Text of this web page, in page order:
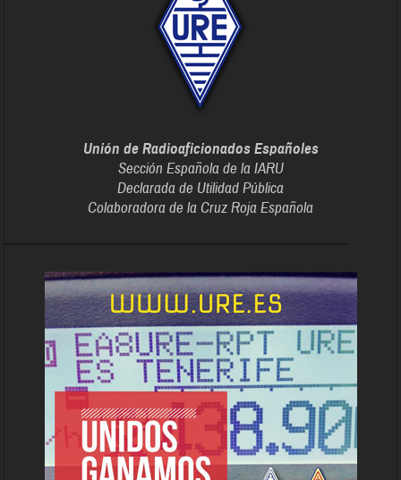
Unión de Radioaficionados Españoles
Sección Española de la IARU
Declarada de Utilidad Pública
Colaboradora de la Cruz Roja Española